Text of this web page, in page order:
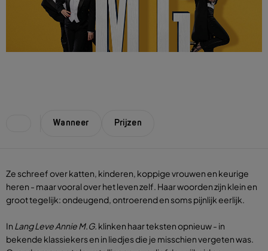
Wanneer Prijzen
Ze schreef over katten, kinderen, koppige vrouwen en keurige
heren - maar vooral over het leven zelf. Haar woorden zijn klein en
groot tegelijk: ondeugend, ontroerend en soms pijnlijk eerlijk.
In Lang Leve Annie M.G. klinken haar teksten opnieuw - in
bekende klassiekers en in liedjes die je misschien vergeten was.